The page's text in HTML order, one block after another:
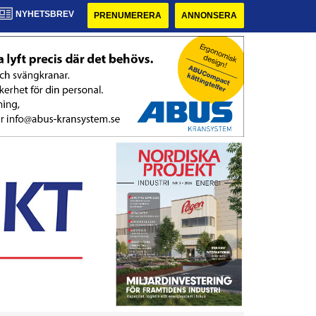
NYHETSBREV PRENUMERERA ANNONSERA